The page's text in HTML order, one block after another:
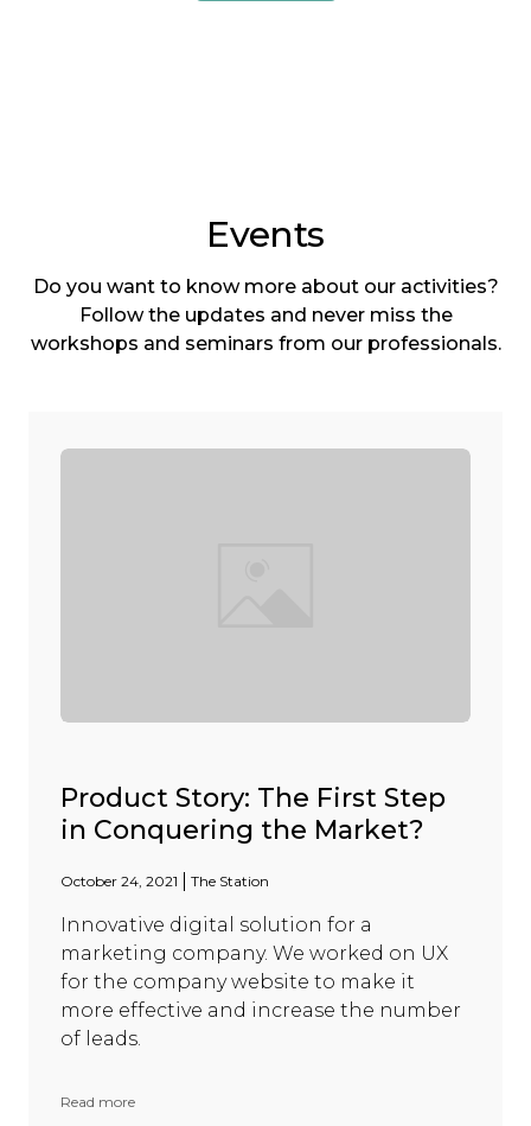
Events
Do you want to know more about our activities?
Follow the updates and never miss the
workshops and seminars from our professionals.
Product Story: The First Step
in Conquering the Market?
October 24, 2021 The Station
Innovative digital solution for a
marketing company. We worked on UX
for the company website to make it
more effective and increase the number
of leads.
Read more